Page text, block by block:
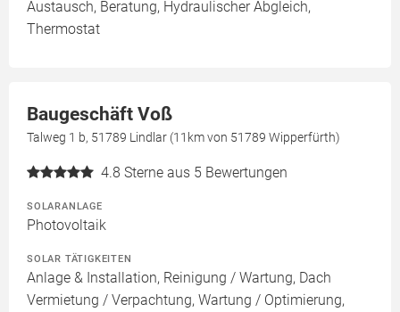
Austausch, Beratung, Hydraulischer Abgleich,
Thermostat
Baugeschäft Voß
Talweg 1 b, 51789 Lindlar (11km von 51789 Wipperfürth)
4.8 Sterne aus 5 Bewertungen
SOLARANLAGE
Photovoltaik
SOLAR TÄTIGKEITEN
Anlage & Installation, Reinigung / Wartung, Dach
Vermietung / Verpachtung, Wartung / Optimierung,